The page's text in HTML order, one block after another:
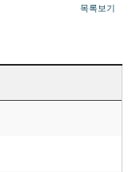
목록보기